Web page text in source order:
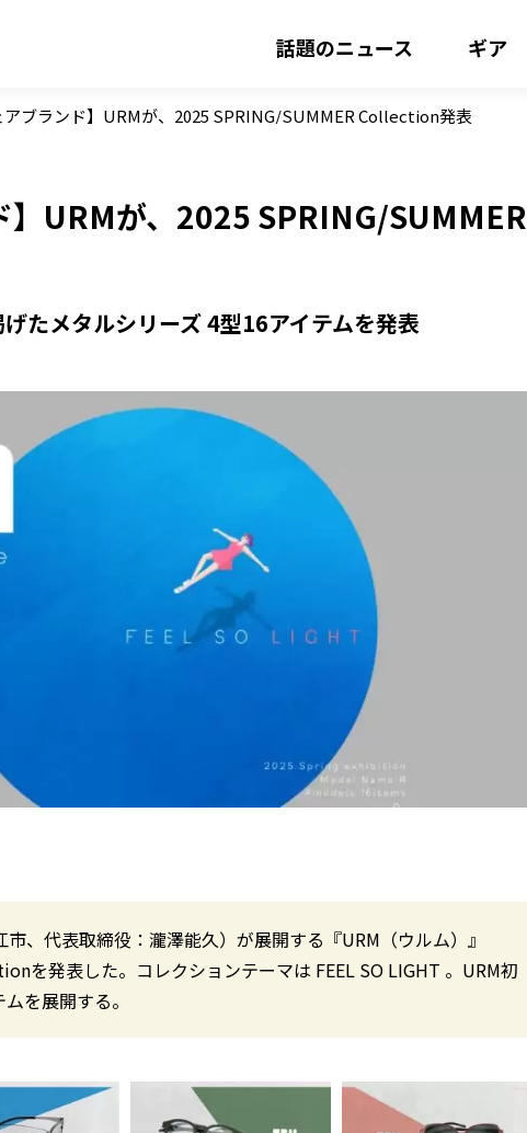
話題のニュース ギア
アブランド】URMが、2025 SPRING/SUMMER Collection発表
】URMが、2025 SPRING/SUMMER
たメタルシリーズ 4型16アイテムを発表
、代表取締役：瀧澤能久）が展開する『URM（ウルム）』
を発表した。コレクションテーマは FEEL SO LIGHT 。URM初
を展開する。